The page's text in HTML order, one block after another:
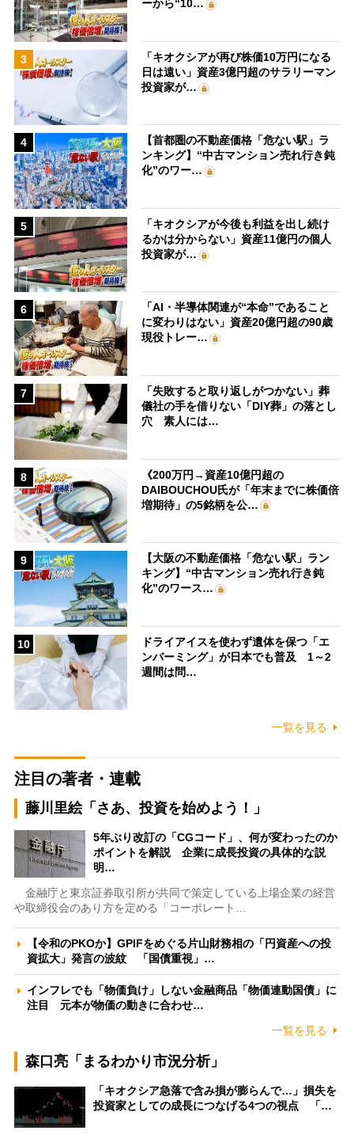
ーから“10…
3
「キオクシアが再び株価10万円になる
日は遠い」資産3億円超のサラリーマン
投資家が…
4
【首都圏の不動産価格「危ない駅」ラ
ンキング】“中古マンション売れ行き鈍
化”のワー…
5
「キオクシアが今後も利益を出し続け
るかは分からない」資産11億円の個人
投資家が…
6
「AI・半導体関連が“本命”であること
に変わりはない」資産20億円超の90歳
現役トレー…
7
「失敗すると取り返しがつかない」葬
儀社の手を借りない「DIY葬」の落とし
穴 素人には…
8
《200万円→資産10億円超の
DAIBOUCHOU氏が「年末までに株価倍
増期待」の5銘柄を公…
9
【大阪の不動産価格「危ない駅」ラン
キング】“中古マンション売れ行き鈍
化”のワース…
10
ドライアイスを使わず遺体を保つ「エ
ンバーミング」が日本でも普及 1～2
週間は問…
一覧を見る
注目の著者・連載
藤川里絵「さあ、投資を始めよう！」
5年ぶり改訂の「CGコード」、何が変わったのか
ポイントを解説 企業に成長投資の具体的な説
明…
金融庁と東京証券取引所が共同で策定している上場企業の経営
や取締役会のあり方を定める「コーポレート…
【令和のPKOか】GPIFをめぐる片山財務相の「円資産への投
資拡大」発言の波紋 「国債重視」…
インフレでも「物価負け」しない金融商品「物価連動国債」に
注目 元本が物価の動きに合わせ…
一覧を見る
森口亮「まるわかり市況分析」
「キオクシア急落で含み損が膨らんで…」損失を
投資家としての成長につなげる4つの視点 「…